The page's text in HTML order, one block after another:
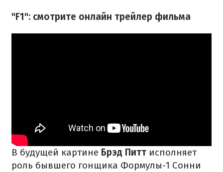
"F1": смотрите онлайн трейлер фильма
В будущей картине Брэд Питт исполняет
роль бывшего гонщика Формулы-1 Сонни